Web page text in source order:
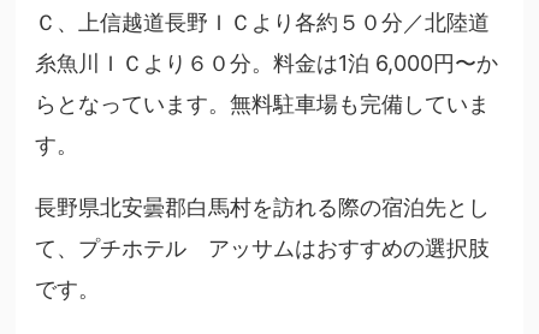
Ｃ、上信越道長野ＩＣより各約５０分／北陸道
糸魚川ＩＣより６０分。料金は1泊 6,000円〜か
らとなっています。無料駐車場も完備していま
す。
長野県北安曇郡白馬村を訪れる際の宿泊先とし
て、プチホテル アッサムはおすすめの選択肢
です。